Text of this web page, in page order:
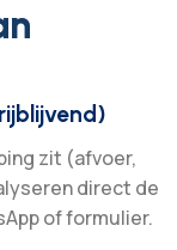
zit (afvoer,
direct de
of formulier.